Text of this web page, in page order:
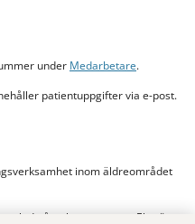
under Medarbetare.
patientuppgifter via e-post.
inom äldreområdet
och de åtta kommunerna Ekerö,